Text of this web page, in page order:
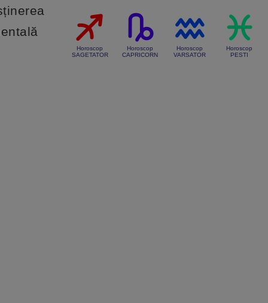
Horoscop
SAGETATOR
Horoscop
CAPRICORN
Horoscop
VARSATOR
Horoscop
PESTI